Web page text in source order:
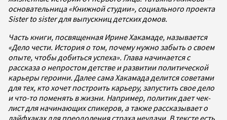
основательница «Книжной студии», социального проекта
Sister to sister для выпускниц детских домов.
Часть книги, посвященная Ирине Хакамаде, называется
«Дело чести. История о том, почему нужно забыть о своем
опыте, чтобы добиться успеха». Глава начинается с
рассказа о непростом детстве и развитии политической
карьеры героини. Далее сама Хакамада делится советами
для тех, кто хочет построить карьеру, запустить свое дело
и что-то поменять в жизни. Например, политик дает чек-
лист для начинающих спикеров, а также рассказывает о
лайфхаках для преодоления страха неудачи. В тексте есть